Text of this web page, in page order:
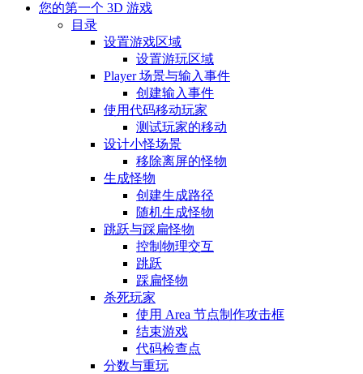
您的第一个 3D 游戏
目录
设置游戏区域
设置游玩区域
Player 场景与输入事件
创建输入事件
使用代码移动玩家
测试玩家的移动
设计小怪场景
移除离屏的怪物
生成怪物
创建生成路径
随机生成怪物
跳跃与踩扁怪物
控制物理交互
跳跃
踩扁怪物
杀死玩家
使用 Area 节点制作攻击框
结束游戏
代码检查点
分数与重玩